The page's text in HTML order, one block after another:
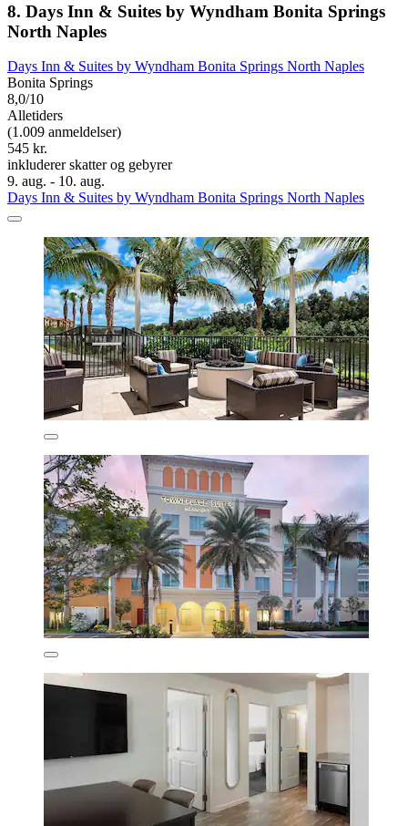
8. Days Inn & Suites by Wyndham Bonita Springs
North Naples
Days Inn & Suites by Wyndham Bonita Springs North Naples
Bonita Springs
8,0/10
Alletiders
(1.009 anmeldelser)
545 kr.
inkluderer skatter og gebyrer
9. aug. - 10. aug.
Days Inn & Suites by Wyndham Bonita Springs North Naples